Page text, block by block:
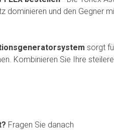
dominieren und den Gegner
sorgt
Kombinieren Sie Ihre
Fragen Sie danach